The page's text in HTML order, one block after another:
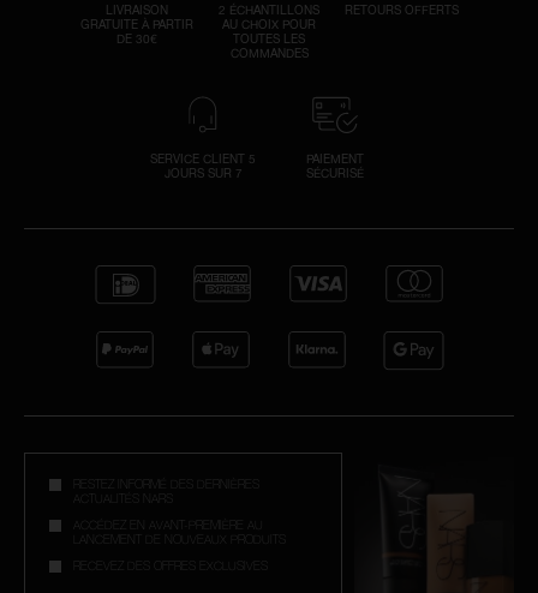
LIVRAISON
GRATUITE À PARTIR
DE 30€
2 ÉCHANTILLONS
AU CHOIX POUR
TOUTES LES
COMMANDES
RETOURS OFFERTS
SERVICE CLIENT 5
JOURS SUR 7
PAIEMENT
SÉCURISÉ
RESTEZ INFORMÉ DES DERNIÈRES
ACTUALITÉS NARS
ACCÉDEZ EN AVANT-PREMIÈRE AU
LANCEMENT DE NOUVEAUX PRODUITS
RECEVEZ DES OFFRES EXCLUSIVES